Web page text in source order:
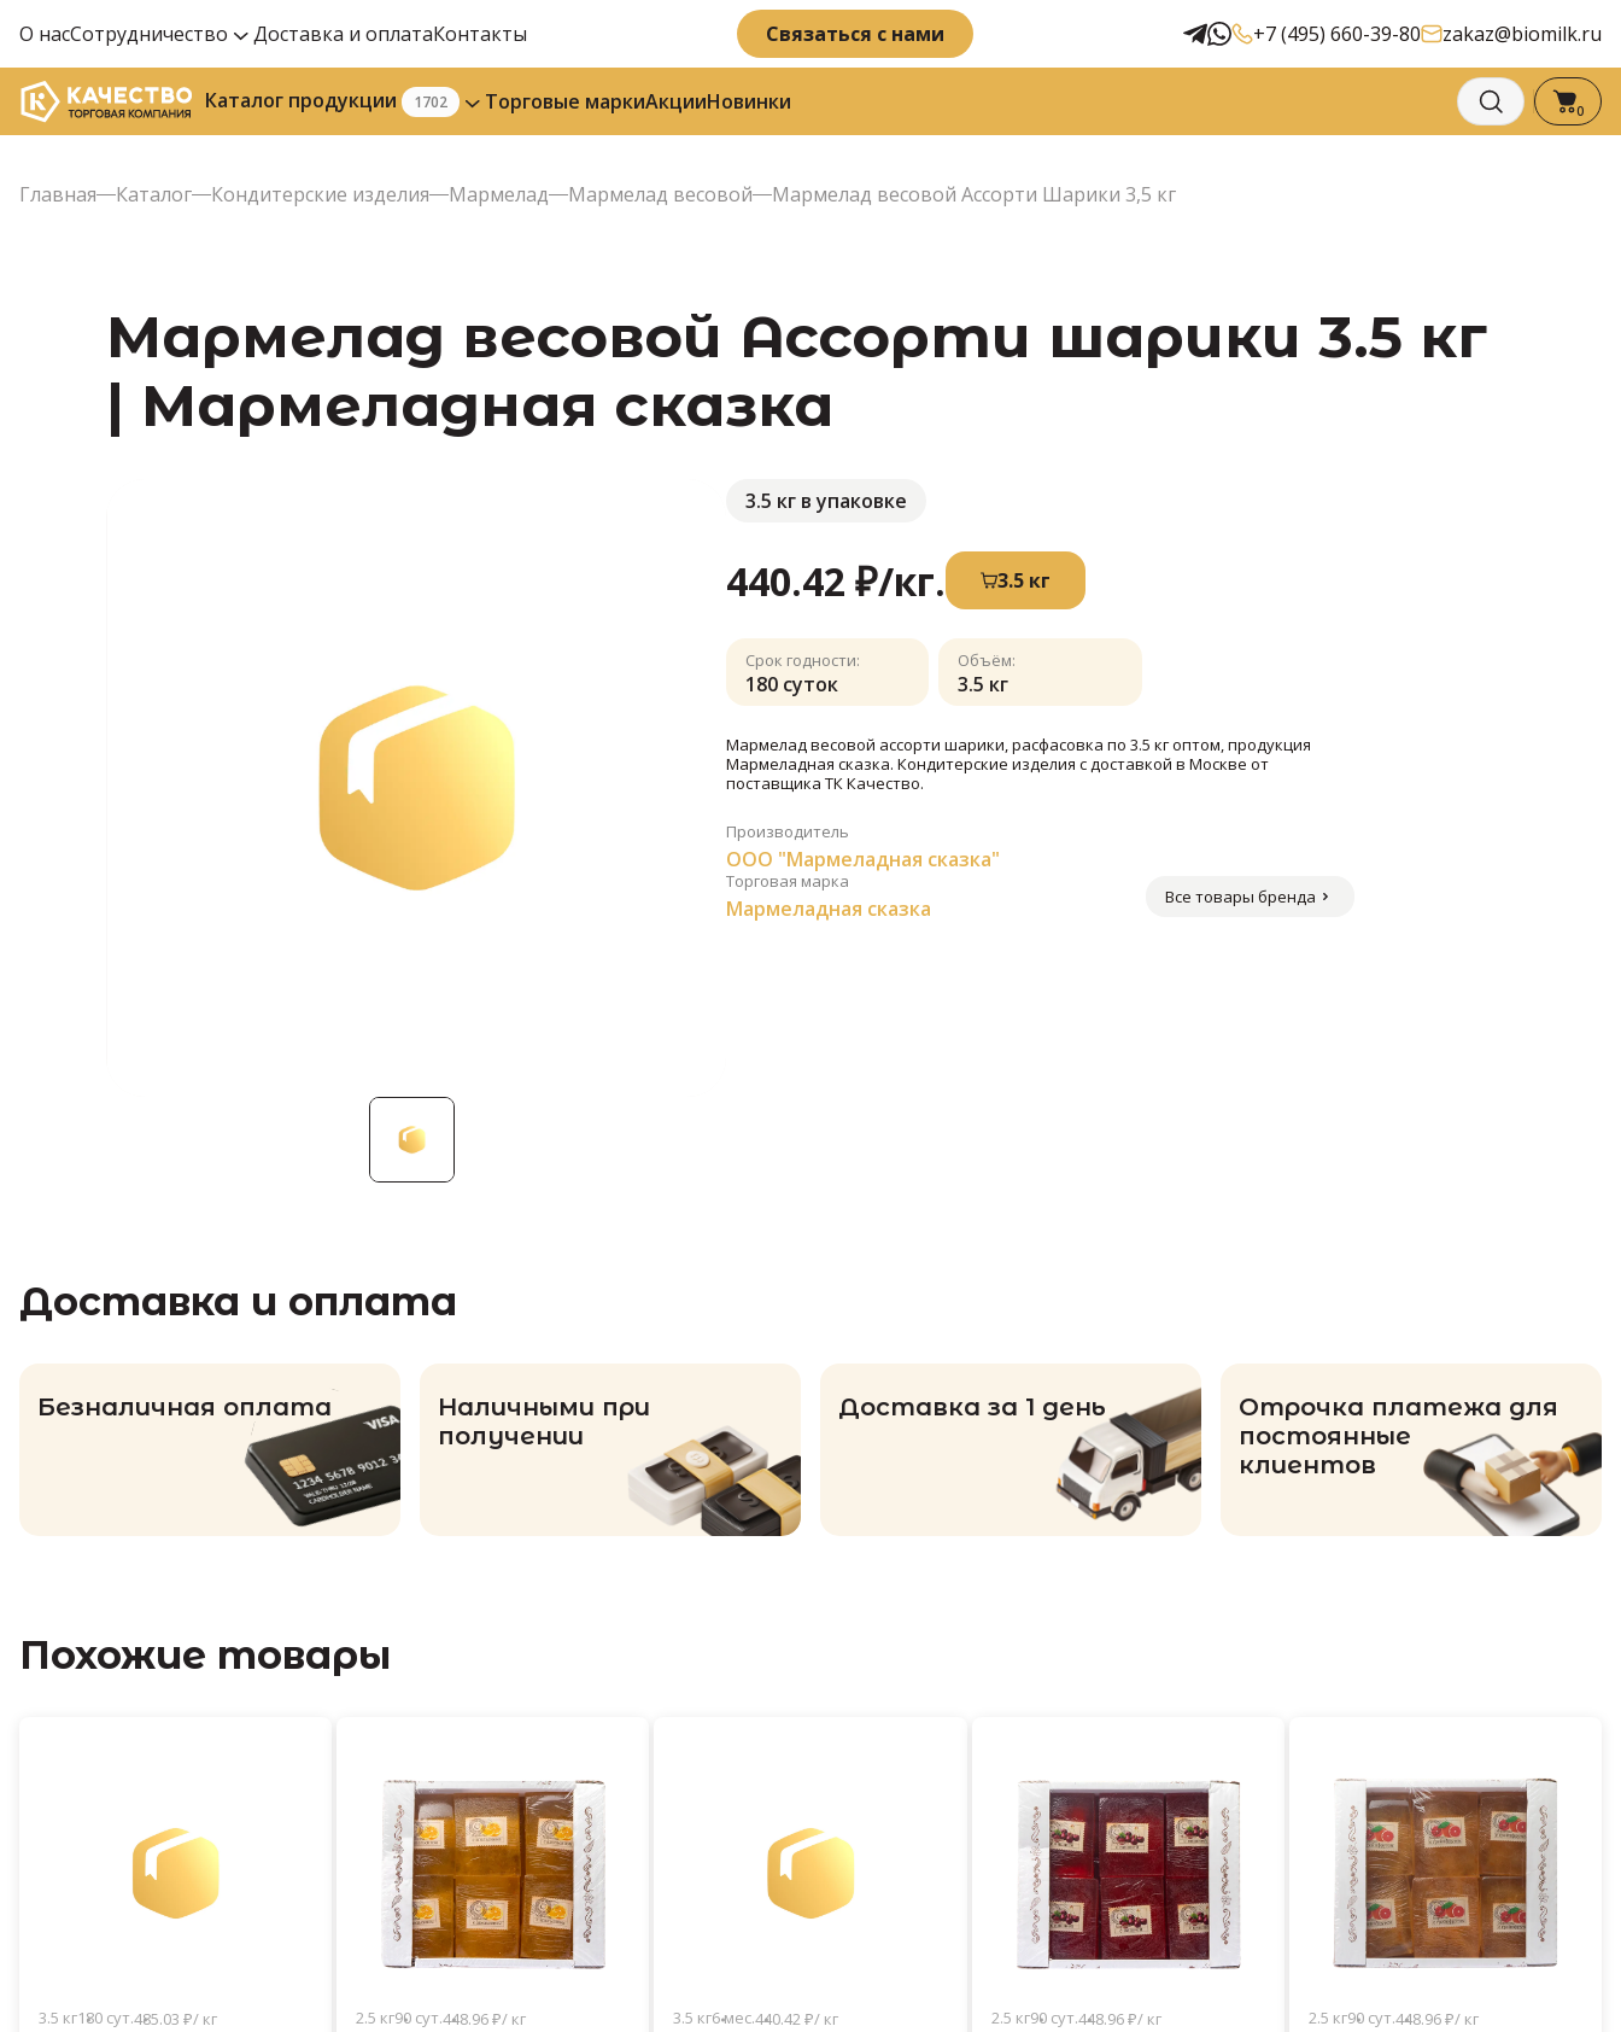
О насСотрудничество Доставка и оплатаКонтакты Связаться с нами +7 (495) 660-39-80 zakaz@biomilk.ru
Каталог продукции 1702 Торговые маркиАкцииНовинки 0
Главная Каталог Кондитерские изделия Мармелад Мармелад весовой Мармелад весовой Ассорти Шарики 3,5 кг
Мармелад весовой Ассорти шарики 3.5 кг
| Мармеладная сказка
3.5 кг в упаковке
440.42 ₽/кг. 3.5 кг
Срок годности:
180 суток
Объём:
3.5 кг
Мармелад весовой ассорти шарики, расфасовка по 3.5 кг оптом, продукция
Мармеладная сказка. Кондитерские изделия с доставкой в Москве от
поставщика ТК Качество.
Производитель
ООО "Мармеладная сказка"
Торговая марка
Мармеладная сказка Все товары бренда
Доставка и оплата
Безналичная оплата
Наличными при
получении
Доставка за 1 день
Отрочка платежа для
постоянные
клиентов
Похожие товары
3.5 кг180 сут.485.03 ₽/ кг 2.5 кг90 сут.448.96 ₽/ кг 3.5 кг6 мес.440.42 ₽/ кг 2.5 кг90 сут.448.96 ₽/ кг 2.5 кг90 сут.448.96 ₽/ кг